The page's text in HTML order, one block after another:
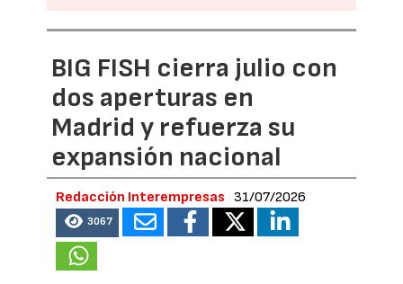
BIG FISH cierra julio con
dos aperturas en
Madrid y refuerza su
expansión nacional
Redacción Interempresas 31/07/2026
3067